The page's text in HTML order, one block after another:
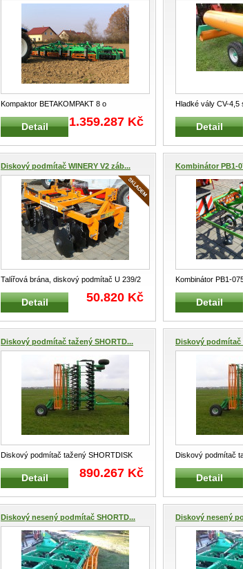
Kompaktor BETAKOMPAKT 8 o
pracovním záběru 8 m Tažený kompaktor
BETAK...
Detail 1.359.287 Kč
Hladké vály CV-
4,5 m Tažené
Detail
Diskový podmítač WINERY V2 záb...
Talířová brána, diskový podmítač U 239/2
o záběru 1,2 m typ V2 bez drobící
Detail 50.820 Kč
Kombinátor PB1-
Kombinátor PB1-
válcem a
...
Detail
Diskový podmítač tažený SHORTD...
Diskový podmítač tažený SHORTDISK
SD 4,5T s trubkovým válcem Tažený d
...
Detail 890.267 Kč
Diskový podmítač
Diskový podmítač
SD 5T s trubkovým
Detail
Diskový nesený podmítač SHORTD... Diskový nesený